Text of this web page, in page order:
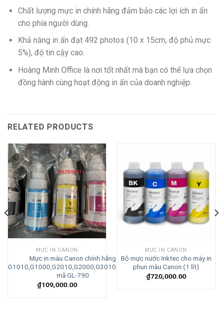
Chất lượng mực in chính hãng đảm bảo các lợi ích in ấn
cho phía người dùng.
Khả năng in ấn đạt 492 photos (10 x 15cm, độ phủ mực
5%), độ tin cậy cao.
Hoàng Minh Office là nơi tốt nhất mà bạn có thể lựa chọn
đồng hành cùng hoạt động in ấn của doanh nghiệp.
RELATED PRODUCTS
MỰC IN CANON
Mực in màu Canon chính hãng
G1010,G1000,G2010,G2000,G3010,G3000
mã GL-790
₫109,000.00
MỰC IN CANON
Bộ mực nước Inktec cho máy in
phun màu Canon (1 lít)
₫720,000.00